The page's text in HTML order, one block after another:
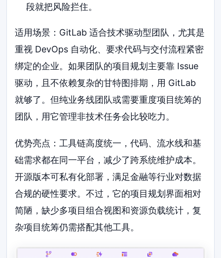
段就把风险拦住。
适用场景：GitLab 适合技术驱动型团队，尤其是
重视 DevOps 自动化、要求代码与交付流程紧密
绑定的企业。如果团队的项目规划主要靠 Issue
驱动，且不依赖复杂的甘特图排期，用 GitLab
就够了。但纯业务线团队或需要重度项目统筹的
团队，用它管理非技术任务会比较吃力。
优势亮点：工具链高度统一，代码、流水线和基
础需求都在同一平台，减少了跨系统维护成本。
开源版本可私有化部署，满足金融等行业对数据
合规的硬性要求。不过，它的项目规划界面相对
简陋，缺少多项目组合视图和资源负载统计，复
杂项目统筹仍需搭配其他工具。